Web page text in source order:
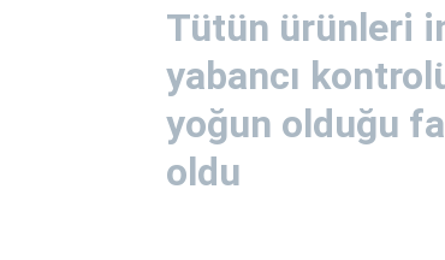
Tütün ürünleri
yabancı
yoğun olduğu
oldu